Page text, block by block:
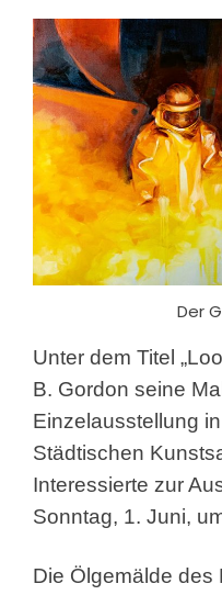
Der
Unter dem Titel
B. Gordon seine
Einzelausstellung
Städtischen
Interessierte zur
Sonntag, 1. Juni,
Die Ölgemälde des